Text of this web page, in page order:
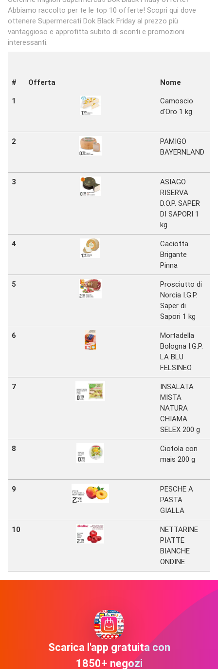
Abbiamo raccolto per te le top 10 offerte! Scopri qui dove
ottenere Supermercati Dok Black Friday al prezzo più
vantaggioso e approfitta subito di sconti e promozioni
interessanti.
# Offerta Nome
1
Camoscio
d'Oro 1 kg
2
PAMIGO
BAYERNLAND
3
ASIAGO
RISERVA
D.O.P. SAPER
DI SAPORI 1
kg
4
Caciotta
Brigante
Pinna
5
Prosciutto di
Norcia I.G.P.
Saper di
Sapori 1 kg
6
Mortadella
Bologna I.G.P.
LA BLU
FELSINEO
7
INSALATA
MISTA
NATURA
CHIAMA
SELEX 200 g
8
Ciotola con
mais 200 g
9
PESCHE A
PASTA
GIALLA
10
NETTARINE
PIATTE
BIANCHE
ONDINE
Scarica l'app gratuita con
1850+ negozi